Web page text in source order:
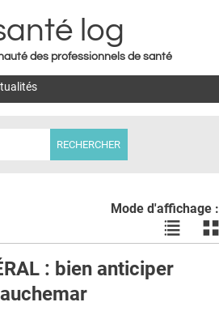
to navigation
log
des professionnels de santé
Mode d'affichage :
Voir
les
en
les
: bien anticiper